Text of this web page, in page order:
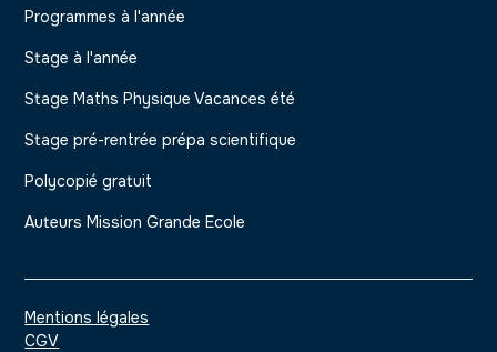
Programmes à l'année
Stage à l'année
Stage Maths Physique Vacances été
Stage pré-rentrée prépa scientifique
Polycopié gratuit
Auteurs Mission Grande Ecole
Mentions légales
CGV